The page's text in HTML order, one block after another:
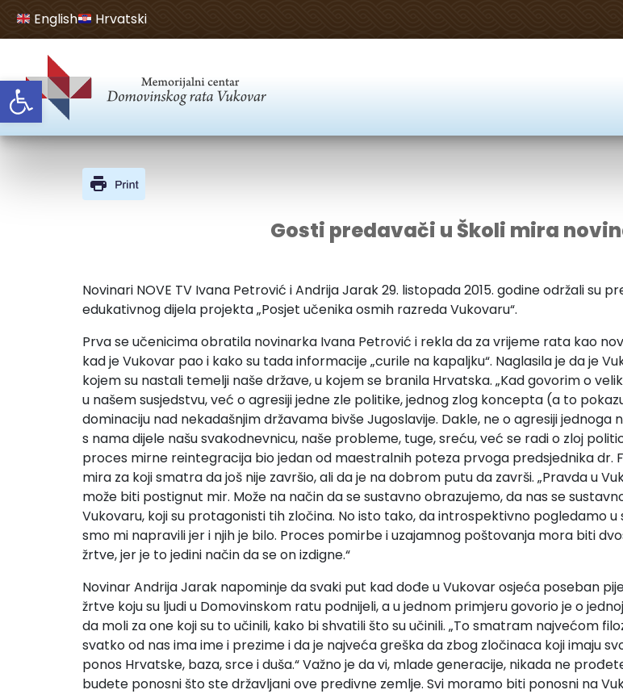
Open toolbar
English Hrvatski
Gosti predavači u Školi mira
Novinari NOVE TV Ivana Petrović i Andrija Jarak 29. listopada 2015. godine održali su
edukativnog dijela projekta „Posjet učenika osmih razreda Vukovaru“.
Prva se učenicima obratila novinarka Ivana Petrović i rekla da za vrijeme rata kao
kad je Vukovar pao i kako su tada informacije „curile na kapaljku“. Naglasila je da je
kojem su nastali temelji naše države, u kojem se branila Hrvatska. „Kad govorim o
u našem susjedstvu, već o agresiji jedne zle politike, jednog zlog koncepta (a to
dominaciju nad nekadašnjim državama bivše Jugoslavije. Dakle, ne o agresiji jednoga
s nama dijele našu svakodnevnicu, naše probleme, tuge, sreću, već se radi o zloj
proces mirne reintegracija bio jedan od maestralnih poteza prvoga predsjednika dr.
mira za koji smatra da još nije završio, ali da je na dobrom putu da završi. „Pravda u
može biti postignut mir. Može na način da se sustavno obrazujemo, da nas se
Vukovaru, koji su protagonisti tih zločina. No isto tako, da introspektivno pogledamo
smo mi napravili jer i njih je bilo. Proces pomirbe i uzajamnog poštovanja mora biti
žrtve, jer je to jedini način da se on izdigne.“
Novinar Andrija Jarak napominje da svaki put kad dođe u Vukovar osjeća poseban
žrtve koju su ljudi u Domovinskom ratu podnijeli, a u jednom primjeru govorio je o
da moli za one koji su to učinili, kako bi shvatili što su učinili. „To smatram najvećom
svatko od nas ima ime i prezime i da je najveća greška da zbog zločinaca koji imaju
ponos Hrvatske, baza, srce i duša.“ Važno je da vi, mlade generacije, nikada ne
budete ponosni što ste državljani ove predivne zemlje. Svi moramo biti ponosni na